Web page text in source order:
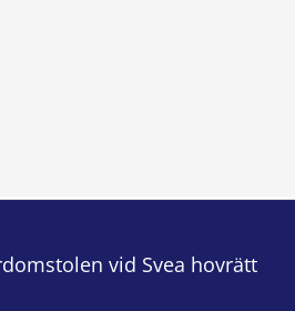
vid Svea hovrätt